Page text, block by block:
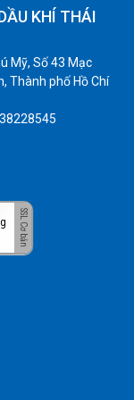
KHÍ THÁI
Mỹ, Số 43 Mạc
Thành phố Hồ Chí